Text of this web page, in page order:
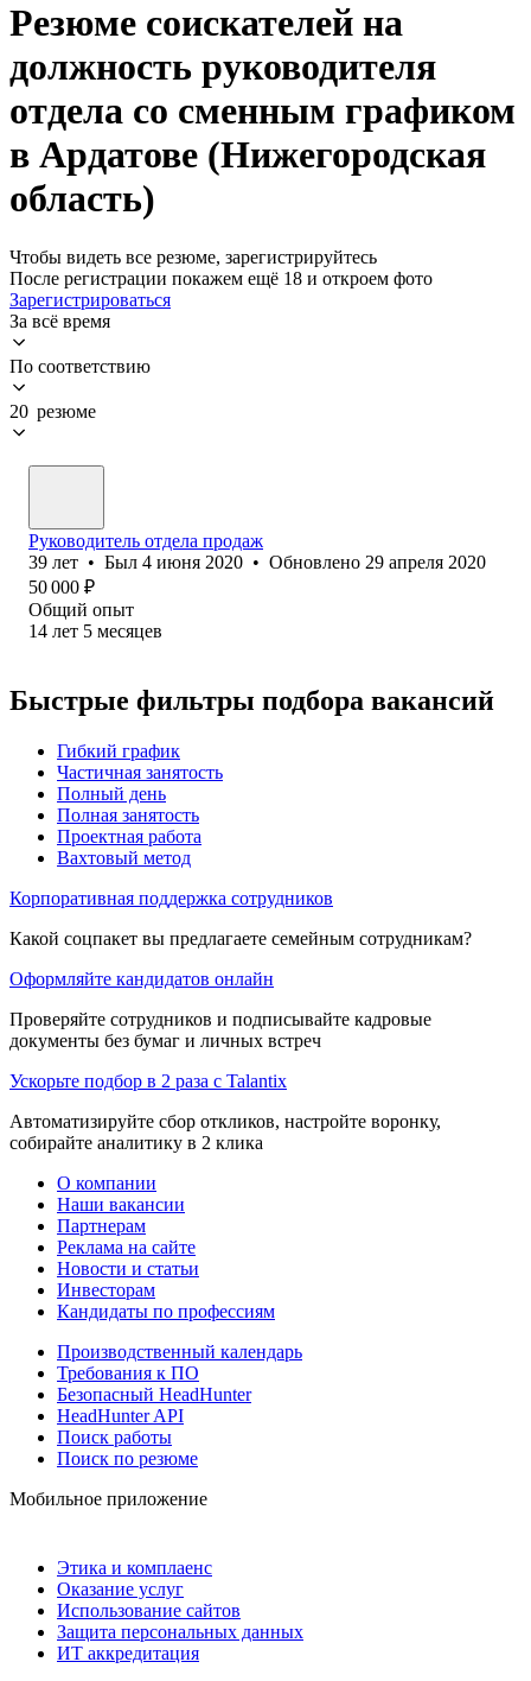
Резюме соискателей на
должность руководителя
отдела со сменным графиком
в Ардатове (Нижегородская
область)
Чтобы видеть все резюме, зарегистрируйтесь
После регистрации покажем ещё 18 и откроем фото
Зарегистрироваться
За всё время
По соответствию
20 резюме
Руководитель отдела продаж
39 лет • Был 4 июня 2020 • Обновлено 29 апреля 2020
50 000 ₽
Общий опыт
14 лет 5 месяцев
Быстрые фильтры подбора вакансий
Гибкий график
Частичная занятость
Полный день
Полная занятость
Проектная работа
Вахтовый метод
Корпоративная поддержка сотрудников
Какой соцпакет вы предлагаете семейным сотрудникам?
Оформляйте кандидатов онлайн
Проверяйте сотрудников и подписывайте кадровые
документы без бумаг и личных встреч
Ускорьте подбор в 2 раза с Talantix
Автоматизируйте сбор откликов, настройте воронку,
собирайте аналитику в 2 клика
О компании
Наши вакансии
Партнерам
Реклама на сайте
Новости и статьи
Инвесторам
Кандидаты по профессиям
Производственный календарь
Требования к ПО
Безопасный HeadHunter
HeadHunter API
Поиск работы
Поиск по резюме
Мобильное приложение
Этика и комплаенс
Оказание услуг
Использование сайтов
Защита персональных данных
ИТ аккредитация